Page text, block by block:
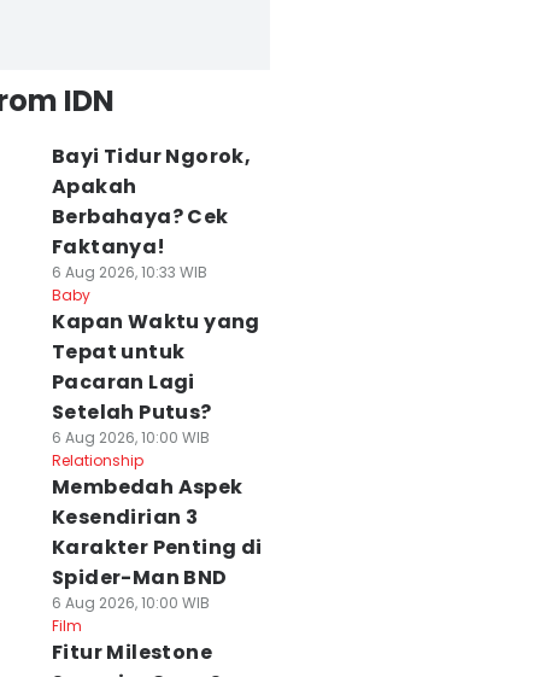
IDN
Bayi Tidur Ngorok,
Apakah
Berbahaya? Cek
Faktanya!
6 Aug 2026, 10:33 WIB
Baby
⁠Kapan Waktu yang
Tepat untuk
Pacaran Lagi
Setelah Putus?
6 Aug 2026, 10:00 WIB
Relationship
Membedah Aspek
Kesendirian 3
Karakter Penting di
Spider-Man BND
6 Aug 2026, 10:00 WIB
Film
Fitur Milestone